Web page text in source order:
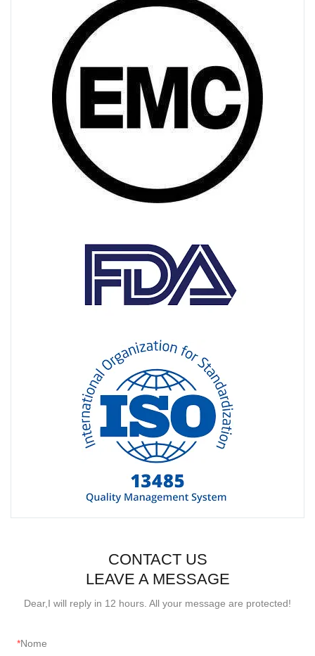
CONTACT US
LEAVE A MESSAGE
Dear,I will reply in 12 hours. All your message are protected!
Nome